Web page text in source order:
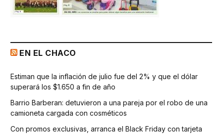
EN EL CHACO
Estiman que la inflación de julio fue del 2% y que el dólar
superará los $1.650 a fin de año
Barrio Barberan: detuvieron a una pareja por el robo de una
camioneta cargada con cosméticos
Con promos exclusivas, arranca el Black Friday con tarjeta